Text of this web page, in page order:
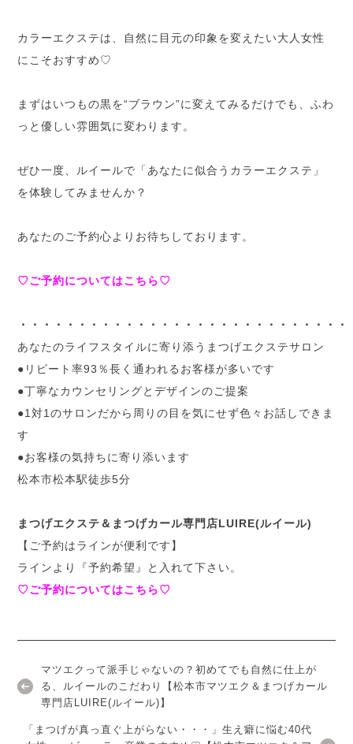
カラーエクステは、自然に目元の印象を変えたい大人女性
にこそおすすめ♡
まずはいつもの黒を“ブラウン”に変えてみるだけでも、ふわ
っと優しい雰囲気に変わります。
ぜひ一度、ルイールで「あなたに似合うカラーエクステ」
を体験してみませんか？
あなたのご予約心よりお待ちしております。
♡ご予約についてはこちら♡
・・・・・・・・・・・・・・・・・・・・・・・・・・・・
あなたのライフスタイルに寄り添うまつげエクステサロン
●リピート率93％長く通われるお客様が多いです
●丁寧なカウンセリングとデザインのご提案
●1対1のサロンだから周りの目を気にせず色々お話しできま
す
●お客様の気持ちに寄り添います
松本市松本駅徒歩5分
まつげエクステ＆まつげカール専門店LUIRE(ルイール)
【ご予約はラインが便利です】
ラインより『予約希望』と入れて下さい。
♡ご予約についてはこちら♡
マツエクって派手じゃないの？初めてでも自然に仕上が
る、ルイールのこだわり【松本市マツエク＆まつげカール
専門店LUIRE(ルイール)】
「まつげが真っ直ぐ上がらない・・・」生え癖に悩む40代